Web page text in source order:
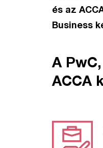
és az
Business
A
ACCA